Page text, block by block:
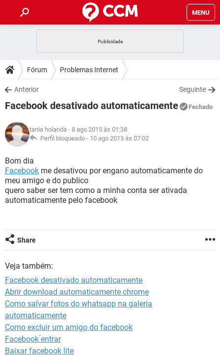
MENU
CELULAR FACEBOOK
OUTLOOK
INSTAGRAM GMAIL
GUIA DE COMPRAS
DICAS
JOGOS WHATSAPP
INSTAGRAM GMAIL
GUIA DE COMPRAS
DOWNLOADS
JOGOS WHATSAPP
CELULAR
OUTLOOK EXCEL
INSTAGRAM
GUIA DE COMPRAS
JOGOS WHATSAPP
CELULAR
OUTLOOK
INSTAGRAM
GUIA DE COMPRAS
GLOSSÁRIO
JOGOS
CELULAR FACEBOOK
OUTLOOK EXCEL
Fórum Problemas Internet
Anterior Seguinte
Facebook desativado automaticamente Fechado
tania holanda - 8 ago 2015 às 01:38
Perfil bloqueado - 10 ago 2015 às 07:02
Bom dia
Facebook me desativou por engano automaticamente do
meu amigo e do publico
quero saber ser tem como a minha conta ser ativada
automaticamente pelo facebook
Share
Veja também:
Facebook desativado automaticamente
Abrir download automaticamente chrome
Como salvar fotos do whatsapp na galeria
automaticamente
Como excluir um amigo do facebook
Facebook ́entrar
Baixar facebook lite